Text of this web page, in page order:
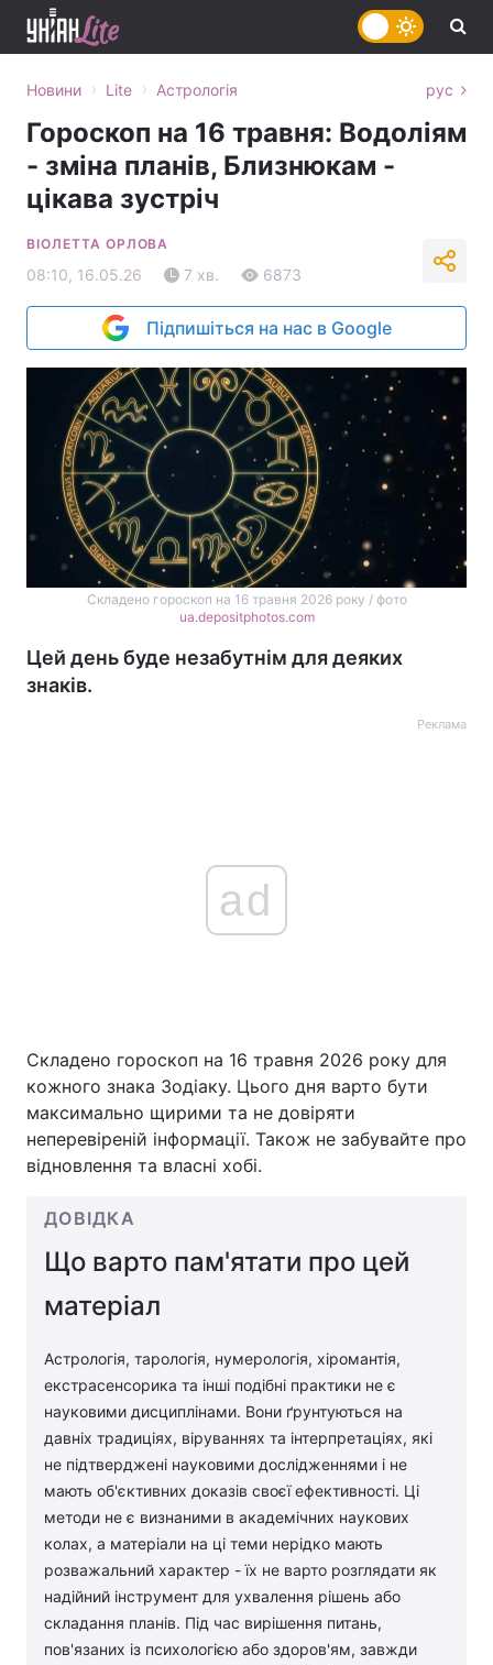
Головна Війна
Політика
Економіка
Спорт
Техно і зв'язок Лайт
Зброя
Здоров'я Туризм
Цікавинки Погода
Екологія Регіони
Лонгріди
Відео з Youtube Статті
Інтерв'ю Думки
Новини › Lite › Астрологія рус
Гороскоп на 16 травня: Водоліям
- зміна планів, Близнюкам -
цікава зустріч
ВІОЛЕТТА ОРЛОВА
08:10, 16.05.26 7 хв. 6873
Підпишіться на нас в Google
Складено гороскоп на 16 травня 2026 року / фото
ua.depositphotos.com
Цей день буде незабутнім для деяких
знаків.
Реклама
ad
Складено гороскоп на 16 травня 2026 року для
кожного знака Зодіаку. Цього дня варто бути
максимально щирими та не довіряти
неперевіреній інформації. Також не забувайте про
відновлення та власні хобі.
ДОВІДКА
Що варто пам'ятати про цей
матеріал
Астрологія, тарологія, нумерологія, хіромантія,
екстрасенсорика та інші подібні практики не є
науковими дисциплінами. Вони ґрунтуються на
давніх традиціях, віруваннях та інтерпретаціях, які
не підтверджені науковими дослідженнями і не
мають об'єктивних доказів своєї ефективності. Ці
методи не є визнаними в академічних наукових
колах, а матеріали на ці теми нерідко мають
розважальний характер - їх не варто розглядати як
надійний інструмент для ухвалення рішень або
складання планів. Під час вирішення питань,
пов'язаних із психологією або здоров'ям, завжди